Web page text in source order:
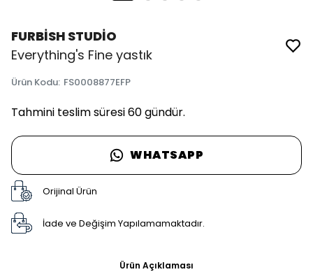
FURBİSH STUDİO
Everything's Fine yastık
Ürün Kodu: FS0008877EFP
Tahmini teslim süresi 60 gündür.
WHATSAPP
Orijinal Ürün
İade ve Değişim Yapılamamaktadır.
Ürün Açıklaması